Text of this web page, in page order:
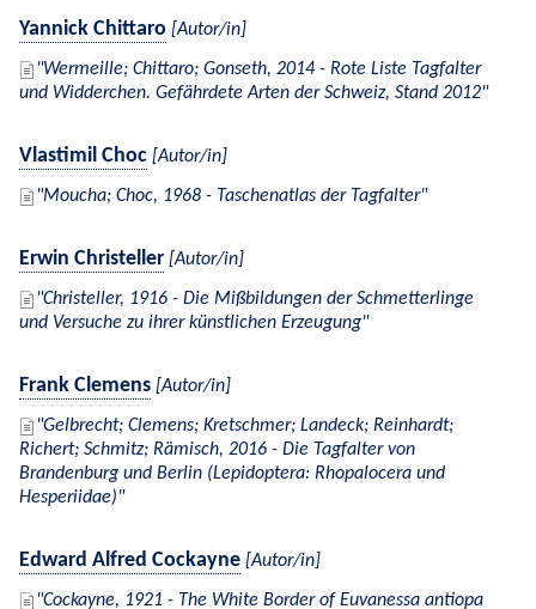
Yannick Chittaro [Autor/in]
Wermeille; Chittaro; Gonseth, 2014 - Rote Liste Tagfalter
und Widderchen. Gefährdete Arten der Schweiz, Stand 2012
Vlastimil Choc [Autor/in]
Moucha; Choc, 1968 - Taschenatlas der Tagfalter
Erwin Christeller [Autor/in]
Christeller, 1916 - Die Mißbildungen der Schmetterlinge
und Versuche zu ihrer künstlichen Erzeugung
Frank Clemens [Autor/in]
Gelbrecht; Clemens; Kretschmer; Landeck; Reinhardt;
Richert; Schmitz; Rämisch, 2016 - Die Tagfalter von
Brandenburg und Berlin (Lepidoptera: Rhopalocera und
Hesperiidae)
Edward Alfred Cockayne [Autor/in]
Cockayne, 1921 - The White Border of Euvanessa antiopa